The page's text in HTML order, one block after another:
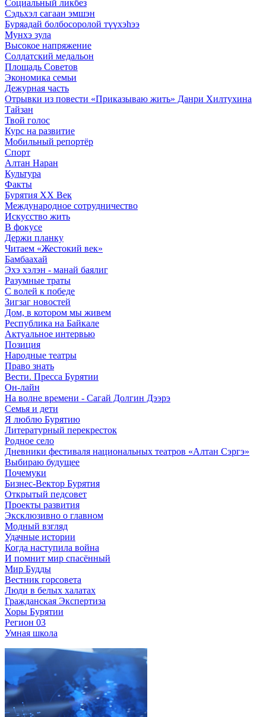
Социальный ликбез
Сэдьхэл сагаан эмшэн
Буряадай болбосоролой түүхэhээ
Мунхэ зула
Высокое напряжение
Солдатский медальон
Площадь Советов
Экономика семьи
Дежурная часть
Отрывки из повести «Приказываю жить» Данри Хилтухина
Тайзан
Твой голос
Курс на развитие
Мобильный репортёр
Спорт
Алтан Наран
Культура
Факты
Бурятия XX Век
Международное сотрудничество
Искусство жить
В фокусе
Держи планку
Читаем «Жестокий век»
Бамбаахай
Эхэ хэлэн - манай баялиг
Разумные траты
С волей к победе
Зигзаг новостей
Дом, в котором мы живем
Республика на Байкале
Актуальное интервью
Позиция
Народные театры
Право знать
Вести. Пресса Бурятии
Он-лайн
На волне времени - Сагай Долгин Дээрэ
Семья и дети
Я люблю Бурятию
Литературный перекресток
Родное село
Дневники фестиваля национальных театров «Алтан Сэргэ»
Выбираю будущее
Почемуки
Бизнес-Вектор Бурятия
Открытый педсовет
Проекты развития
Эксклюзивно о главном
Модный взгляд
Удачные истории
Когда наступила война
И помнит мир спасённый
Мир Будды
Вестник горсовета
Люди в белых халатах
Гражданская Экспертиза
Хоры Бурятии
Регион 03
Умная школа